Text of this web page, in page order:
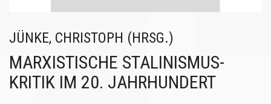
JÜNKE, CHRISTOPH (HRSG.)
MARXISTISCHE STALINISMUS-
KRITIK IM 20. JAHRHUNDERT